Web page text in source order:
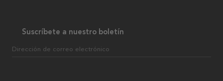
Suscríbete a nuestro boletín
Dirección de correo electrónico